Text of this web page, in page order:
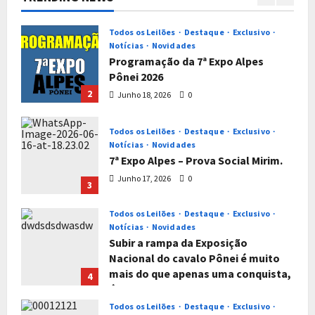
& 1º LEILÃO PÔNEI E MINI GADO
PARAÍBA/PB
Julho 28, 2026 0
2
Todos os Leilões Destaque
Exclusivo
Notícias
Novidades
Programação da 7ª Expo Alpes
Pônei 2026
Junho 18, 2026 0
3
Todos os Leilões Destaque
Exclusivo
Notícias
Novidades
7ª Expo Alpes – Prova Social Mirim.
Junho 17, 2026 0
4
Todos os Leilões Destaque
Exclusivo
Notícias
Novidades
Subir a rampa da Exposição
Nacional do cavalo Pônei é muito
mais do que apenas uma conquista,
é um titulo que reflete muito
trabalho e empenho sem perder o
Todos os Leilões Destaque
Exclusivo